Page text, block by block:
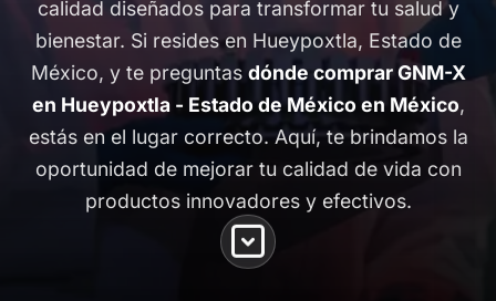
calidad diseñados para transformar tu salud y
bienestar. Si resides en Hueypoxtla, Estado de
México, y te preguntas dónde comprar GNM-X
en Hueypoxtla - Estado de México en México,
estás en el lugar correcto. Aquí, te brindamos la
oportunidad de mejorar tu calidad de vida con
productos innovadores y efectivos.